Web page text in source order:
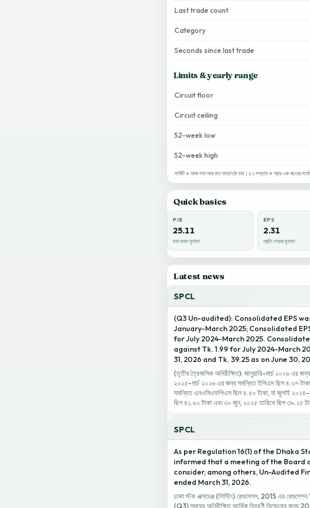
Last trade count
Category
Seconds since last trade
Limits & yearly range
Circuit floor
Circuit ceiling
52-week low
52-week high
সার্কিট = আজ দাম আর কত নামা/ওঠা যায়। ৫২ সপ্তাহ = প্রায় এক বছরের
Quick basics
P/E
25.11
দাম বনাম মুনাফা
EPS
2.31
প্রতি শেয়ার মুনাফা
Latest news
SPCL
(Q3 Un-audited): Consolidated EPS
January-March 2025; Consolidated
for July 2024-March 2025.
against Tk. 1.99 for July 2024-March
31, 2026 and Tk. 39.25 as on June 30,
(তৃতীয় ত্রৈমাসিক অনিরীক্ষিত): জানুয়ারি-মার্চ ২০২৬ এর
২০২৫-মার্চ ২০২৬ এর জন্য সমন্বিত ইপিএস ছিল ৪.৩৭
সমন্বিত এনওসিএফপিএস ছিল ৪.৫০ টাকা, যা জুলাই ২০২৪-
ছিল ৪১.৬২ টাকা এবং ৩০ জুন, ২০২৫ তারিখে ছিল ৩৯.২৫
SPCL
As per Regulation 16(1) of the Dhaka
informed that a meeting of the Board
consider, among others, Un-Audited
ended March 31, 2026.
ঢাকা স্টক এক্সচেঞ্জ (লিস্টিং) রেগুলেশন, 2015 এর
(Q3) সময়ের অনিরীক্ষিত আর্থিক বিবরণী বিবেচনার জন্য